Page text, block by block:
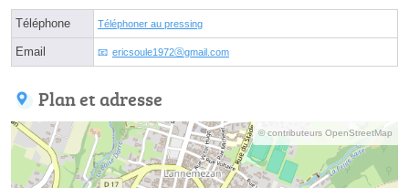
Téléphone Téléphoner au pressing
Email ericsoule1972ⓐgmail.com
Plan et adresse
© contributeurs OpenStreetMap